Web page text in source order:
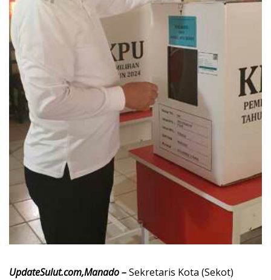
UpdateSulut.com,Manado –Sekretaris Kota (Sekot)